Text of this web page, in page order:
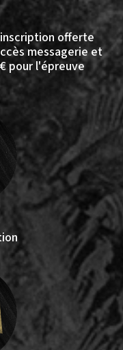
offerte
messagerie et
pour l'épreuve